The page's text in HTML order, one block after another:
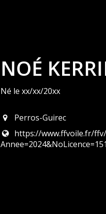
NOÉ
Né le xx/xx/20xx
Perros-Guirec
https://www.ffvoile.fr/